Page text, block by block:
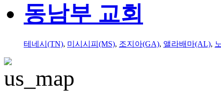
동남부 교회
테네시(TN), 미시시피(MS), 조지아(GA), 앨라배마(AL),